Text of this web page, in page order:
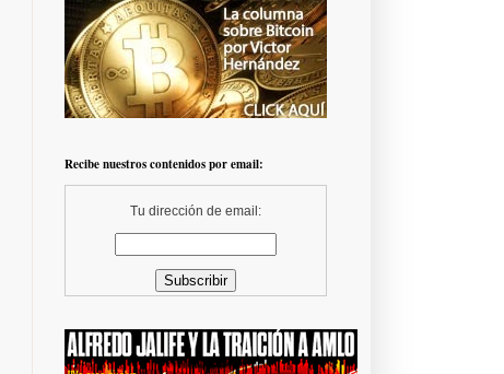
Recibe nuestros contenidos por email:
Tu dirección de email: